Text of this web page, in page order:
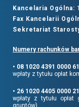
Kancelaria Ogólna:
Fax Kancelarii
Sekretariat
Numery rachunków
• 08 1020 4391 0000
wpłaty z tytułu opłat
• 26 1020 4405 0000
wpłaty z tytułu
gruntów)